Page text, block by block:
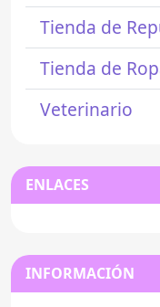
Tienda de
Tienda de
Veterinario
ENLACES
INFORMACIÓN